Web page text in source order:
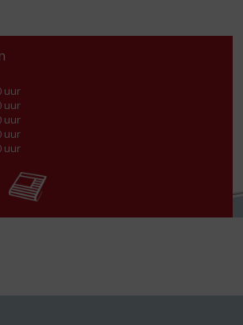
uur
uur
uur
uur
uur